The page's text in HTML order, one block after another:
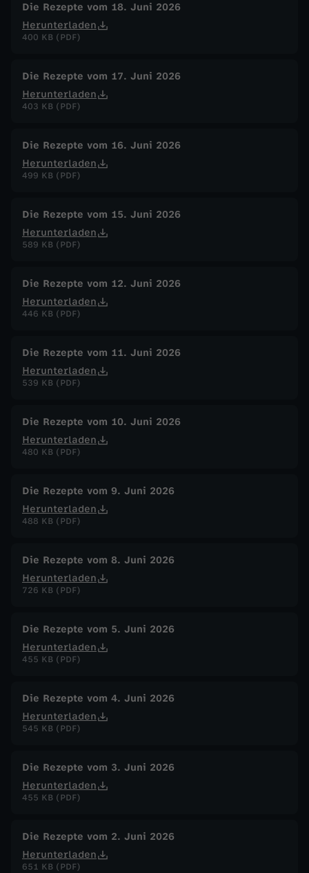
Die Rezepte vom 18. Juni 2026
Herunterladen
400 KB (PDF)
Die Rezepte vom 17. Juni 2026
Herunterladen
403 KB (PDF)
Die Rezepte vom 16. Juni 2026
Herunterladen
499 KB (PDF)
Die Rezepte vom 15. Juni 2026
Herunterladen
589 KB (PDF)
Die Rezepte vom 12. Juni 2026
Herunterladen
446 KB (PDF)
Die Rezepte vom 11. Juni 2026
Herunterladen
539 KB (PDF)
Die Rezepte vom 10. Juni 2026
Herunterladen
480 KB (PDF)
Die Rezepte vom 9. Juni 2026
Herunterladen
488 KB (PDF)
Die Rezepte vom 8. Juni 2026
Herunterladen
726 KB (PDF)
Die Rezepte vom 5. Juni 2026
Herunterladen
455 KB (PDF)
Die Rezepte vom 4. Juni 2026
Herunterladen
545 KB (PDF)
Die Rezepte vom 3. Juni 2026
Herunterladen
455 KB (PDF)
Die Rezepte vom 2. Juni 2026
Herunterladen
651 KB (PDF)